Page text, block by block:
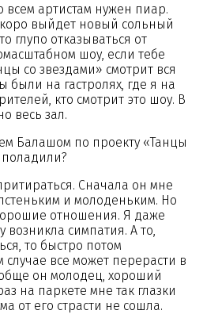
всем артистам нужен пиар.
выйдет новый сольный
глупо отказываться от
шоу, если тебе
со звездами» смотрит вся
были на гастролях, где я на
кто смотрит это шоу. В
весь зал.
Балашом по проекту «Танцы
поладили?
Сначала он мне
и молоденьким. Но
отношения. Я даже
возникла симпатия. А то,
то быстро потом
все может перерасти в
он молодец, хороший
на паркете мне так глазки
от его страсти не сошла.